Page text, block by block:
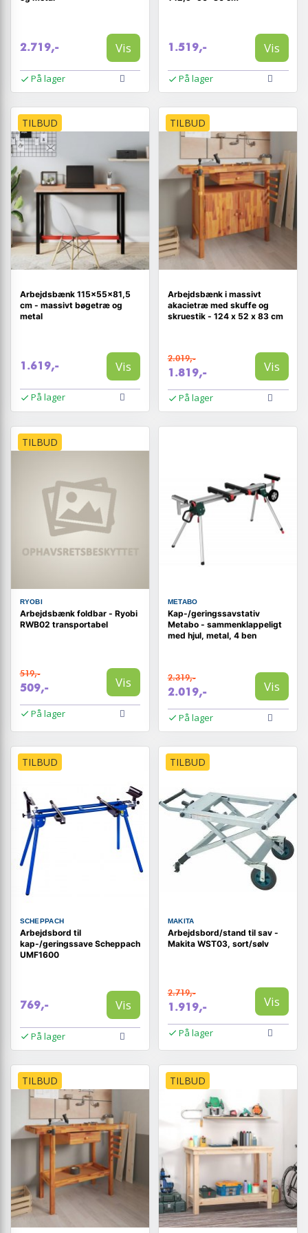
2.719,- Vis
På lager
1.519,- Vis
På lager
TILBUD
Arbejdsbænk 115×55×81,5
cm - massivt bøgetræ og
metal
1.619,- Vis
På lager
TILBUD
Arbejdsbænk i massivt
akacietræ med skuffe og
skruestik - 124 x 52 x 83 cm
2.019,-
1.819,- Vis
På lager
TILBUD
RYOBI
Arbejdsbænk foldbar - Ryobi
RWB02 transportabel
519,-
509,- Vis
På lager
METABO
Kap-/geringssavstativ
Metabo - sammenklappeligt
med hjul, metal, 4 ben
2.319,-
2.019,- Vis
På lager
TILBUD
SCHEPPACH
Arbejdsbord til
kap-/geringssave Scheppach
UMF1600
769,- Vis
På lager
TILBUD
MAKITA
Arbejdsbord/stand til sav -
Makita WST03, sort/sølv
2.719,-
1.919,- Vis
På lager
TILBUD TILBUD